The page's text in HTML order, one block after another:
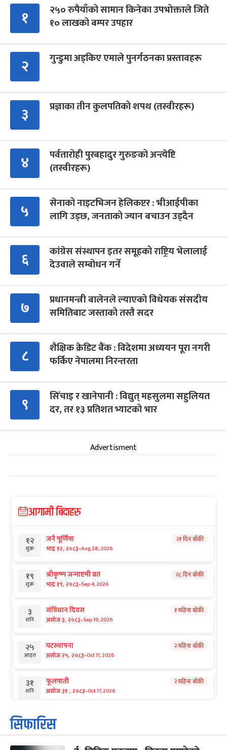
१
२५० रुपैयाँको सामान किनेका उपभोक्ताले जिते
१० लाखको बम्पर उपहार
२ गुन्डुमा अड्किए एमाले पुनर्गठनका प्रस्तावहरू
३ प्रज्ञाका तीन कुलपतिको शपथ (तस्वीरहरू)
४
पर्वतारोही पुरबहादुर गुरुङको अन्त्येष्टि
(तस्वीरहरू)
५
सेनाको नाइटभिजन हेलिकप्टर : भीआईपीका
लागि उड्छ, जनताको ज्यान बचाउन उड्दैन
६
कांग्रेस संस्थापन इतर समूहको राष्ट्रिय भेलालाई
देउवाले सम्बोधन गर्ने
७
प्रधानमन्त्री बालेनले ल्याएको विधेयक संसदीय
समितिबाट जस्ताको तस्तै सदर
८
शैक्षिक क्रेडिट बैंक : विदेशमा अध्ययन पूरा नगरी
फर्किए नेपालमा निरन्तरता
९
सिँचाइ र खानेपानी : विद्युत् महसुलमा सहुलियत
दर, तर १३ प्रतिशत भ्याटको भार
Advertisment
आगामी बिदाहरु
१२
शुक्र
जनै पूर्णिमा
भाद्र १२, २०८३-Aug 28, 2026
२१ दिन बाँकी
१९
शुक्र
श्रीकृष्ण जन्माष्टमी व्रत
भाद्र १९, २०८३-Sep 4, 2026
२८ दिन बाँकी
३
शनि
संविधान दिवस
असोज ३, २०८३-Sep 19, 2026
१ महिना बाँकी
२५
आइत
घटस्थापना
असोज २५, २०८३-Oct 11, 2026
२ महिना बाँकी
३१
शनि
फूलपाती
असोज ३१ , २०८३-Oct 17, 2026
२ महिना बाँकी
१
आइत
कार्तिक सङ्क्रान्ति
कार्तिक १, २०८३
सिफारिस